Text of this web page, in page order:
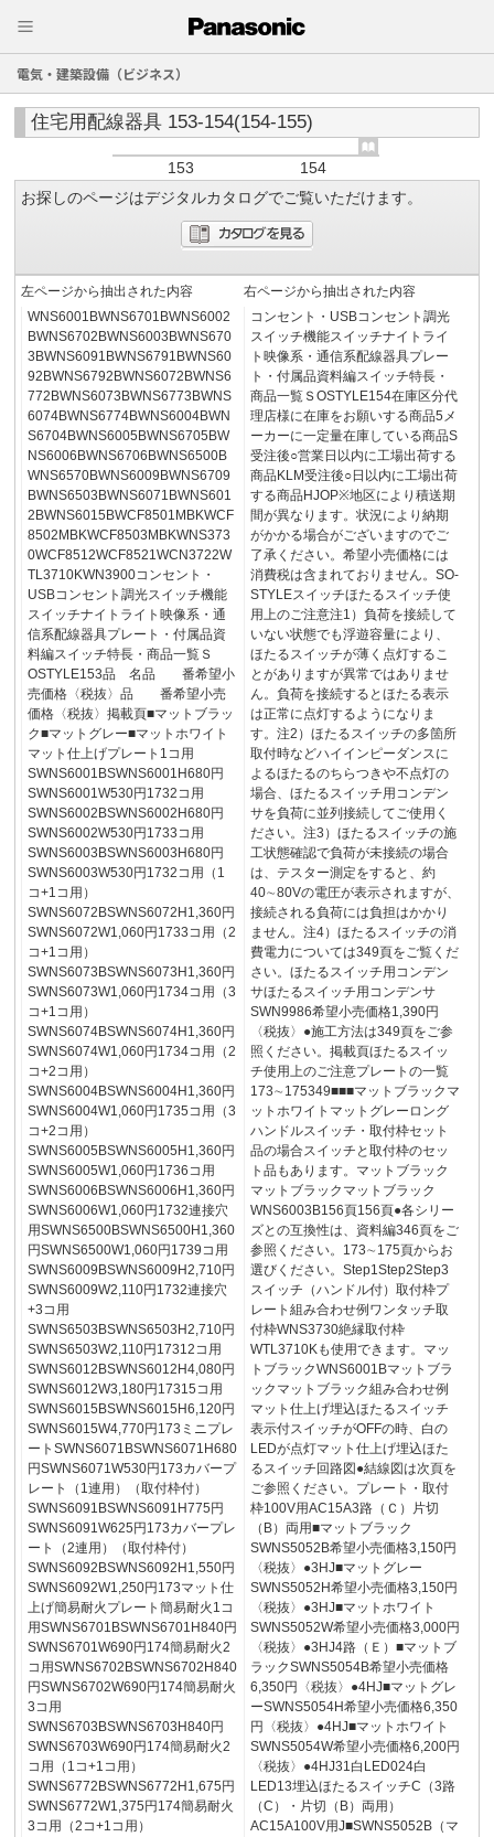
電気・建築設備（ビジネス）
住宅用配線器具 153-154(154-155)
153
154
お探しのページはデジタルカタログでご覧いただけます。
左ページから抽出された内容
WNS6001BWNS6701BWNS6002
BWNS6702BWNS6003BWNS670
3BWNS6091BWNS6791BWNS60
92BWNS6792BWNS6072BWNS6
772BWNS6073BWNS6773BWNS
6074BWNS6774BWNS6004BWN
S6704BWNS6005BWNS6705BW
NS6006BWNS6706BWNS6500B
WNS6570BWNS6009BWNS6709
BWNS6503BWNS6071BWNS601
2BWNS6015BWCF8501MBKWCF
8502MBKWCF8503MBKWNS373
0WCF8512WCF8521WCN3722W
TL3710KWN3900コンセント・
USBコンセント調光スイッチ機能
スイッチナイトライト映像系・通
信系配線器具プレート・付属品資
料編スイッチ特長・商品一覧Ｓ
OSTYLE153品 名品 番希望小
売価格〈税抜〉品 番希望小売
価格〈税抜〉掲載頁■マットブラッ
ク■マットグレー■マットホワイト
マット仕上げプレート1コ用
SWNS6001BSWNS6001H680円
SWNS6001W530円1732コ用
SWNS6002BSWNS6002H680円
SWNS6002W530円1733コ用
SWNS6003BSWNS6003H680円
SWNS6003W530円1732コ用（1
コ+1コ用）
SWNS6072BSWNS6072H1,360円
SWNS6072W1,060円1733コ用（2
コ+1コ用）
SWNS6073BSWNS6073H1,360円
SWNS6073W1,060円1734コ用（3
コ+1コ用）
SWNS6074BSWNS6074H1,360円
SWNS6074W1,060円1734コ用（2
コ+2コ用）
SWNS6004BSWNS6004H1,360円
SWNS6004W1,060円1735コ用（3
コ+2コ用）
SWNS6005BSWNS6005H1,360円
SWNS6005W1,060円1736コ用
SWNS6006BSWNS6006H1,360円
SWNS6006W1,060円1732連接穴
用SWNS6500BSWNS6500H1,360
円SWNS6500W1,060円1739コ用
SWNS6009BSWNS6009H2,710円
SWNS6009W2,110円1732連接穴
+3コ用
SWNS6503BSWNS6503H2,710円
SWNS6503W2,110円17312コ用
SWNS6012BSWNS6012H4,080円
SWNS6012W3,180円17315コ用
SWNS6015BSWNS6015H6,120円
SWNS6015W4,770円173ミニプレ
ートSWNS6071BSWNS6071H680
円SWNS6071W530円173カバープ
レート（1連用）（取付枠付）
SWNS6091BSWNS6091H775円
SWNS6091W625円173カバープレ
ート（2連用）（取付枠付）
SWNS6092BSWNS6092H1,550円
SWNS6092W1,250円173マット仕
上げ簡易耐火プレート簡易耐火1コ
用SWNS6701BSWNS6701H840円
SWNS6701W690円174簡易耐火2
コ用SWNS6702BSWNS6702H840
円SWNS6702W690円174簡易耐火
3コ用
SWNS6703BSWNS6703H840円
SWNS6703W690円174簡易耐火2
コ用（1コ+1コ用）
SWNS6772BSWNS6772H1,675円
SWNS6772W1,375円174簡易耐火
3コ用（2コ+1コ用）
右ページから抽出された内容
コンセント・USBコンセント調光
スイッチ機能スイッチナイトライ
ト映像系・通信系配線器具プレー
ト・付属品資料編スイッチ特長・
商品一覧ＳOSTYLE154在庫区分代
理店様に在庫をお願いする商品5メ
ーカーに一定量在庫している商品S
受注後○営業日以内に工場出荷する
商品KLM受注後○日以内に工場出荷
する商品HJOP※地区により積送期
間が異なります。状況により納期
がかかる場合がございますのでご
了承ください。希望小売価格には
消費税は含まれておりません。SO-
STYLEスイッチほたるスイッチ使
用上のご注意注1）負荷を接続して
いない状態でも浮遊容量により、
ほたるスイッチが薄く点灯するこ
とがありますが異常ではありませ
ん。負荷を接続するとほたる表示
は正常に点灯するようになりま
す。注2）ほたるスイッチの多箇所
取付時などハイインピーダンスに
よるほたるのちらつきや不点灯の
場合、ほたるスイッチ用コンデン
サを負荷に並列接続してご使用く
ださい。注3）ほたるスイッチの施
工状態確認で負荷が未接続の場合
は、テスター測定をすると、約
40∼80Vの電圧が表示されますが、
接続される負荷には負担はかかり
ません。注4）ほたるスイッチの消
費電力については349頁をご覧くだ
さい。ほたるスイッチ用コンデン
サほたるスイッチ用コンデンサ
SWN9986希望小売価格1,390円
〈税抜〉●施工方法は349頁をご参
照ください。掲載頁ほたるスイッ
チ使用上のご注意プレートの一覧
173∼175349■■■マットブラックマ
ットホワイトマットグレーロング
ハンドルスイッチ・取付枠セット
品の場合スイッチと取付枠のセッ
ト品もあります。マットブラック
マットブラックマットブラック
WNS6003B156頁156頁●各シリー
ズとの互換性は、資料編346頁をご
参照ください。173∼175頁からお
選びください。Step1Step2Step3
スイッチ（ハンドル付）取付枠プ
レート組み合わせ例ワンタッチ取
付枠WNS3730絶縁取付枠
WTL3710Kも使用できます。マッ
トブラックWNS6001Bマットブラ
ックマットブラック組み合わせ例
マット仕上げ埋込ほたるスイッチ
表示付スイッチがOFFの時、白の
LEDが点灯マット仕上げ埋込ほた
るスイッチ回路図●結線図は次頁を
ご参照ください。プレート・取付
枠100V用AC15A3路（Ｃ）片切
（B）両用■マットブラック
SWNS5052B希望小売価格3,150円
〈税抜〉●3HJ■マットグレー
SWNS5052H希望小売価格3,150円
〈税抜〉●3HJ■マットホワイト
SWNS5052W希望小売価格3,000円
〈税抜〉●3HJ4路（Ｅ）■マットブ
ラックSWNS5054B希望小売価格
6,350円〈税抜〉●4HJ■マットグレ
ーSWNS5054H希望小売価格6,350
円〈税抜〉●4HJ■マットホワイト
SWNS5054W希望小売価格6,200円
〈税抜〉●4HJ31白LED024白
LED13埋込ほたるスイッチC（3路
（C）・片切（B）両用）
AC15A100V用J■SWNS5052B（マ